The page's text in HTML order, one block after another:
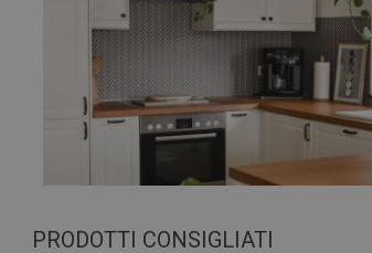
PRODOTTI CONSIGLIATI